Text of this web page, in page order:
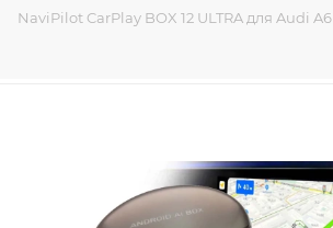
NaviPilot CarPlay BOX 12 ULTRA для Audi A6